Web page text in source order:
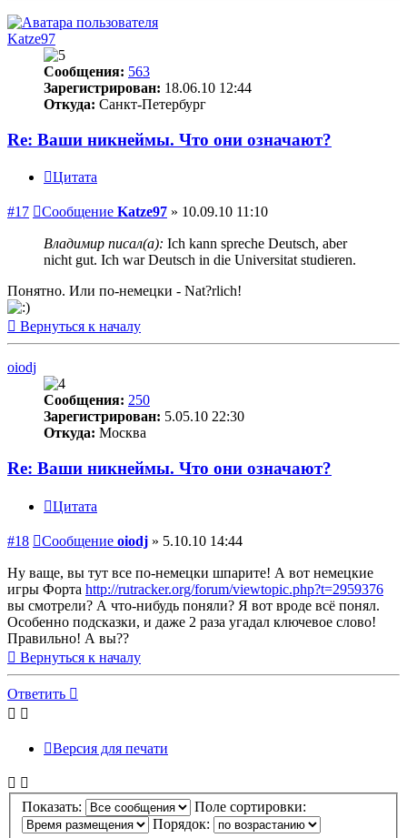
Katze97
Сообщения: 563
Зарегистрирован: 18.06.10 12:44
Откуда: Санкт-Петербург
Re: Ваши никнеймы. Что они означают?
Цитата
#17 Сообщение Katze97 » 10.09.10 11:10
Владимир писал(а): Ich kann spreche Deutsch, aber
nicht gut. Ich war Deutsch in die Universitat studieren.
Понятно. Или по-немецки - Nat?rlich!
Вернуться к началу
oiodj
Сообщения: 250
Зарегистрирован: 5.05.10 22:30
Откуда: Москва
Re: Ваши никнеймы. Что они означают?
Цитата
#18 Сообщение oiodj » 5.10.10 14:44
Ну ваще, вы тут все по-немецки шпарите! А вот немецкие
игры Форта http://rutracker.org/forum/viewtopic.php?t=2959376
вы смотрели? А что-нибудь поняли? Я вот вроде всё понял.
Особенно подсказки, и даже 2 раза угадал ключевое слово!
Правильно! А вы??
Вернуться к началу
Ответить
Версия для печати
Показать:
Поле сортировки:
Порядок: